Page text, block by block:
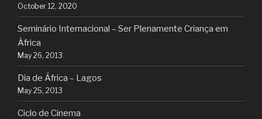
October 12, 2020
Seminário Internacional – Ser Plenamente Criança em
África
May 26, 2013
Dia de África – Lagos
May 25, 2013
Ciclo de Cinema